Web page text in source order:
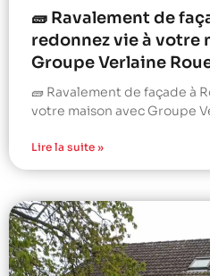
🧱 Ravalement de
redonnez vie à votre
Groupe Verlaine
🧱 Ravalement de façade à
votre maison avec Groupe
Lire la suite »